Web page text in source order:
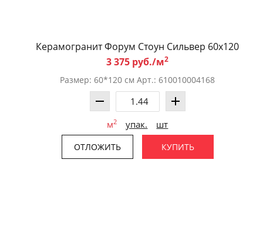
Керамогранит Форум Стоун Сильвер 60x120
3 375 руб./м2
Размер: 60*120 см Арт.: 610010004168
м2 упак. шт
ОТЛОЖИТЬ КУПИТЬ